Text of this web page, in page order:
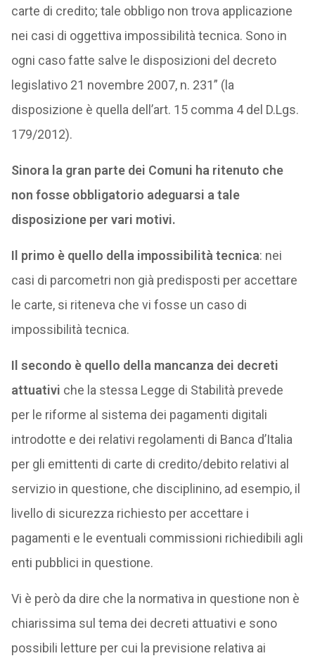
carte di credito; tale obbligo non trova applicazione
nei casi di oggettiva impossibilità tecnica. Sono in
ogni caso fatte salve le disposizioni del decreto
legislativo 21 novembre 2007, n. 231” (la
disposizione è quella dell’art. 15 comma 4 del D.Lgs.
179/2012).
Sinora la gran parte dei Comuni ha ritenuto che
non fosse obbligatorio adeguarsi a tale
disposizione per vari motivi.
Il primo è quello della impossibilità tecnica: nei
casi di parcometri non già predisposti per accettare
le carte, si riteneva che vi fosse un caso di
impossibilità tecnica.
Il secondo è quello della mancanza dei decreti
attuativi che la stessa Legge di Stabilità prevede
per le riforme al sistema dei pagamenti digitali
introdotte e dei relativi regolamenti di Banca d’Italia
per gli emittenti di carte di credito/debito relativi al
servizio in questione, che disciplinino, ad esempio, il
livello di sicurezza richiesto per accettare i
pagamenti e le eventuali commissioni richiedibili agli
enti pubblici in questione.
Vi è però da dire che la normativa in questione non è
chiarissima sul tema dei decreti attuativi e sono
possibili letture per cui la previsione relativa ai